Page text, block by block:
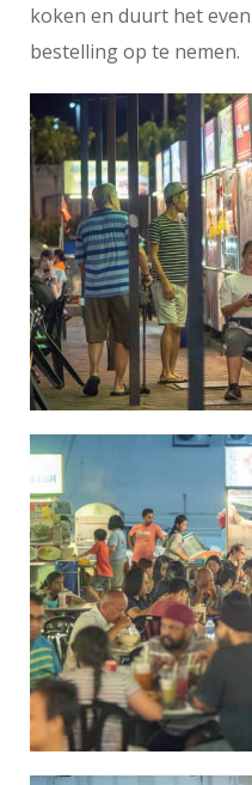
koken en duurt het
bestelling op te nemen.